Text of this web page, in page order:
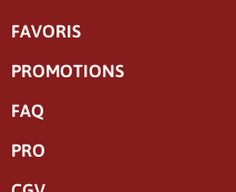
FAVORIS
PROMOTIONS
FAQ
PRO